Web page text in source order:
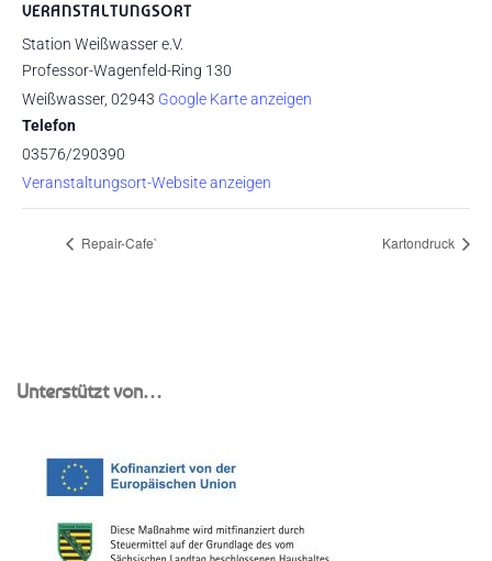
VERANSTALTUNGSORT
Station Weißwasser e.V.
Professor-Wagenfeld-Ring 130
Weißwasser, 02943 Google Karte anzeigen
Telefon
03576/290390
Veranstaltungsort-Website anzeigen
Repair-Cafe` Kartondruck
Unterstützt von…